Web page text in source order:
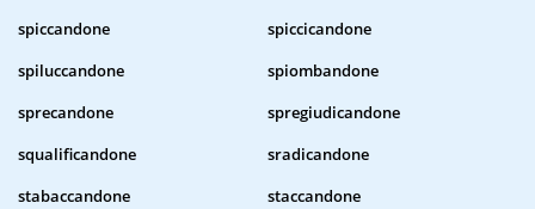
spiccandone
spiccicandone
spiluccandone
spiombandone
sprecandone
spregiudicandone
squalificandone
sradicandone
stabaccandone
staccandone